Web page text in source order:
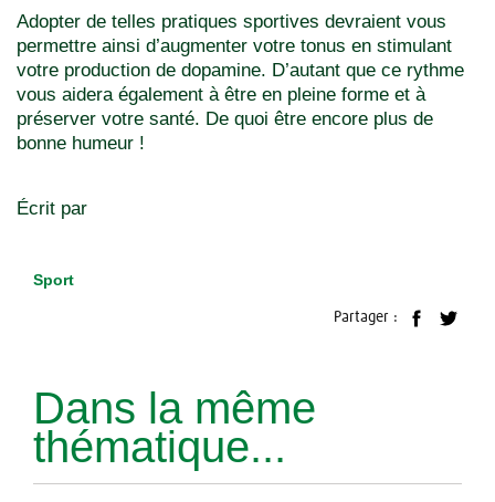
Adopter de telles pratiques sportives devraient vous
permettre ainsi d’augmenter votre tonus en stimulant
votre production de dopamine. D’autant que ce rythme
vous aidera également à être en pleine forme et à
préserver votre santé. De quoi être encore plus de
bonne humeur !
Écrit par
Sport
Partager :
Dans la même
thématique...